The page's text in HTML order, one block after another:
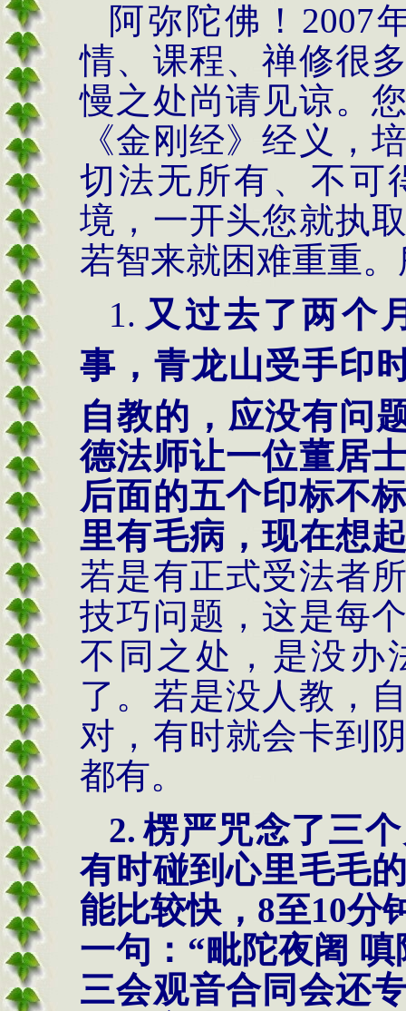
阿弥陀佛！ 2007
情、课程、禅修很
慢之处尚请见谅。
《金刚经》经义，
切法无所有、不可
境，一开头您就执
若智来就困难重重
1. 又过去了两个
事，青龙山受手印
自教的，应没有问
德法师让一位董居
后面的五个印标不
里有毛病，现在想
若是有正式受法者
技巧问题，这是每
不同之处，是没办
了。若是没人教，
对，有时就会卡到
都有。
2. 楞严咒念了三
有时碰到心里毛毛
能比较快， 8至10分
一句： “毗陀夜阇 嗔
三会观音合同会还